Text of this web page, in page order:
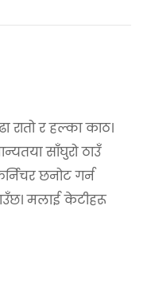
रातो र हल्का काठ।
साँघुरो ठाउँ
छनोट गर्न
मलाई केटीहरू